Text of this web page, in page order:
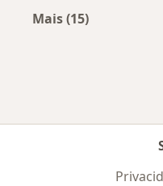
Mais (15)